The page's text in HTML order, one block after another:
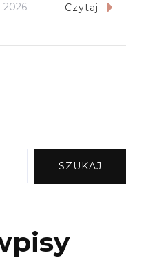
2026 Czytaj
SZUKAJ